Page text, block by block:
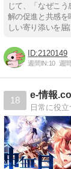
じて、「なぜこ
解の促進と共感を
しい寄り添いを届
2120149
週間IN:10 週
18
e-情報
日常に役